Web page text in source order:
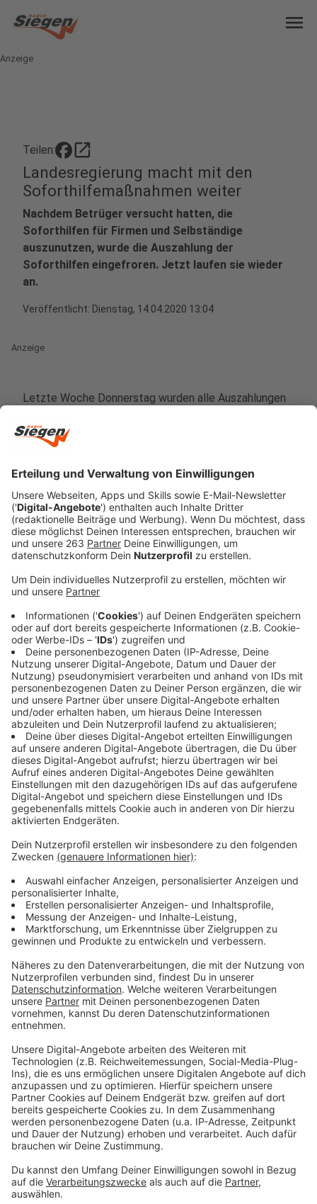
menu
Anzeige
Teilen: open_in_new
Landesregierung macht mit den
Soforthilfemaßnahmen weiter
Nachdem Betrüger versucht hatten, die
Soforthilfen für Firmen und Selbständige
auszunutzen, wurde die Auszahlung der
Soforthilfen eingefroren. Jetzt laufen sie wieder
an.
Veröffentlicht: Dienstag, 14.04.2020 13:04
Anzeige
Letzte Woche Donnerstag wurden alle Auszahlungen
Soforthilfe bereichern wollten. Als Folge werde jetzt
nur noch auf Konten überwiesen, bei denen die IBAN-
Nummer dem Finanzamt bekannt ist, so NRW-
Wirtschaftsminister Andreas Pinkwart. Das war vorher
rechtlich aus Datenschutzgründen nicht möglich. Erst
als der Betrug aufflog, gab es eine rechtliche
Grundlage für den Abgleich der Kontonummern. Jetzt
sollen die Auszahlungen, die gestoppt wurden so
unbekannte Kontonummer auftauchen, wird sich das
werden dann auch die Formulare zum Antrag wieder
online gehen.
Anzeige
Fakeseiten greifen Daten ab
Anzeige
Vor einer weiteren Betrugsmasche warnte im
Anschluss noch einmal NRW-Innenminister Herbert
Reul – Fakeseiten. Die Polizei hat über Ostern schon
über 100 Seiten identifiziert, die versucht haben
Kontonummer, Steuernummer und Ausweisnummern zu
Ermittler: Die Server der Seiten stehen im Ausland.
Das macht es schwieriger sie abzuschalten. Wie groß
der Schaden, der über Fakeseiten und Betrüger bei
den Soforthilfen ist, könne noch nicht beziffert
betrügerische Seite zu identifizieren, so Reul, sei es
auf die URL zu achten. Offizielle Seiten der
Landesregierung enden immer auf ".nrw" oder „"nrw.de".
Laschet spricht sich mit Ministerien ab
Anzeige
noch ein kurzes Briefing von Ministerpräsident Armin
Laschet. Er kam kurz auf die für morgen (15.04.)